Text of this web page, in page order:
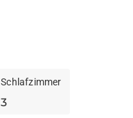
Schlafzimmer
3